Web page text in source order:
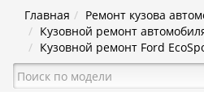
Главная
Ремонт кузова
Кузовной ремонт
Кузовной ремонт Ford